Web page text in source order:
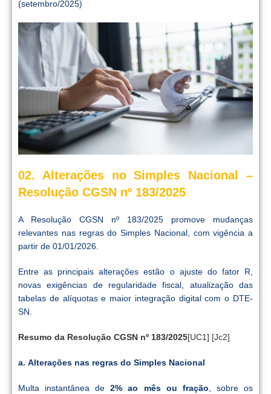
(setembro/2025)
02. Alterações no Simples Nacional –
Resolução CGSN nº 183/2025
A Resolução CGSN nº 183/2025 promove mudanças
relevantes nas regras do Simples Nacional, com vigência a
partir de 01/01/2026.
Entre as principais alterações estão o ajuste do fator R,
novas exigências de regularidade fiscal, atualização das
tabelas de alíquotas e maior integração digital com o DTE-
SN.
Resumo da Resolução CGSN nº 183/2025[UC1] [Jc2]
a. Alterações nas regras do Simples Nacional
Multa instantânea de2% ao mês ou fração, sobre os